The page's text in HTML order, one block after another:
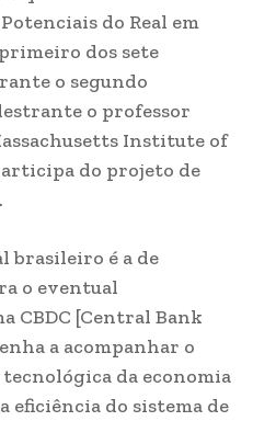
do Real em
dos sete
o segundo
o professor
Institute of
do projeto de
brasileiro é a de
o eventual
CBDC [Central Bank
a acompanhar o
da economia
eficiência do sistema de